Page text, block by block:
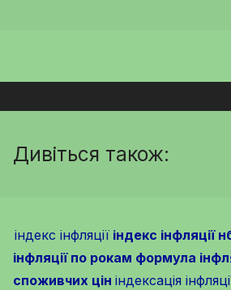
Дивіться також:
індекс інфляції індекс інфляції
інфляції по рокам формула
споживчих цін індексація